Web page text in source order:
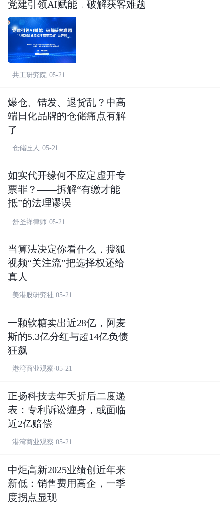
党建引领AI赋能，破解获客难题
共工研究院·05-21
爆仓、错发、退货乱？中高
端日化品牌的仓储痛点有解
了
仓储匠人·05-21
如实代开缘何不应定虚开专
票罪？——拆解“有缴才能
抵”的法理谬误
舒圣祥律师·05-21
当算法决定你看什么，搜狐
视频“关注流”把选择权还给
真人
美港股研究社·05-21
一颗软糖卖出近28亿，阿麦
斯的5.3亿分红与超14亿负债
狂飙
港湾商业观察·05-21
正扬科技去年夭折后二度递
表：专利诉讼缠身，或面临
近2亿赔偿
港湾商业观察·05-21
中炬高新2025业绩创近年来
新低：销售费用高企，一季
度拐点显现